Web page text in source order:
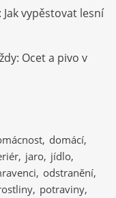
vypěstovat lesní
Ocet a pivo v
domácí
jaro jídlo
odstranění
potraviny